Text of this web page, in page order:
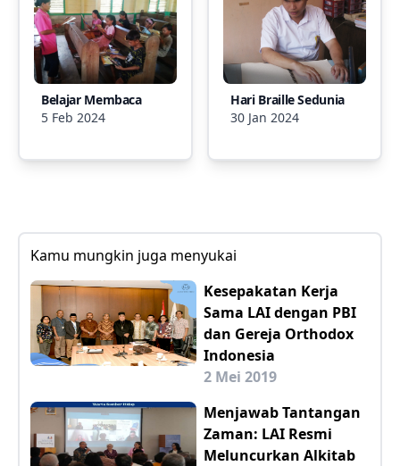
Belajar Membaca
5 Feb 2024
Hari Braille Sedunia
30 Jan 2024
Kamu mungkin juga menyukai
Kesepakatan Kerja
Sama LAI dengan PBI
dan Gereja Orthodox
Indonesia
2 Mei 2019
Menjawab Tantangan
Zaman: LAI Resmi
Meluncurkan Alkitab